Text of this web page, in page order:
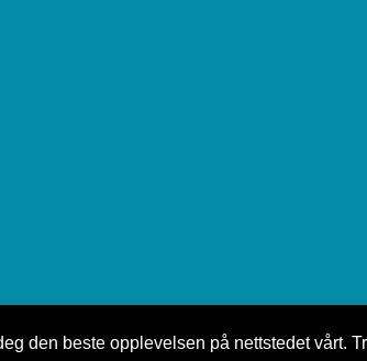
den beste opplevelsen på nettstedet vårt.
Norge |Personvernerklæring